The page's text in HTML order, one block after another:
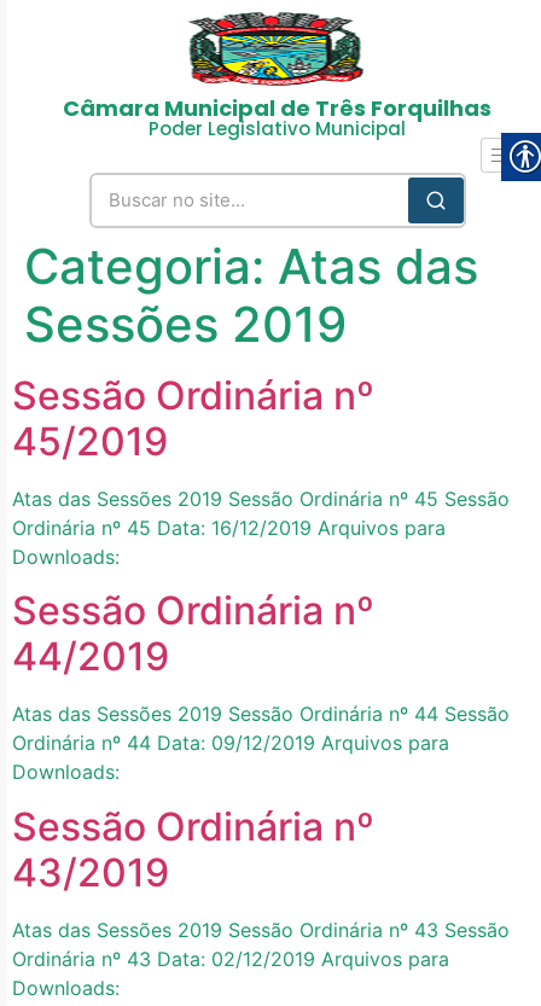
Câmara Municipal de Três Forquilhas
Poder Legislativo Municipal
Categoria: Atas das
Sessões 2019
Sessão Ordinária nº
45/2019
Atas das Sessões 2019 Sessão Ordinária nº 45 Sessão
Ordinária nº 45 Data: 16/12/2019 Arquivos para
Downloads:
Sessão Ordinária nº
44/2019
Atas das Sessões 2019 Sessão Ordinária nº 44 Sessão
Ordinária nº 44 Data: 09/12/2019 Arquivos para
Downloads:
Sessão Ordinária nº
43/2019
Atas das Sessões 2019 Sessão Ordinária nº 43 Sessão
Ordinária nº 43 Data: 02/12/2019 Arquivos para
Downloads: